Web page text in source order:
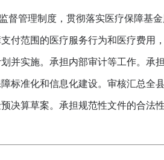
管理制度，贯彻落实医疗保障基金
付范围的医疗服务行为和医疗费用
并实施。承担内部审计等工作。承
标准化和信息化建设。审核汇总全
决算草案。承担规范性文件的合法